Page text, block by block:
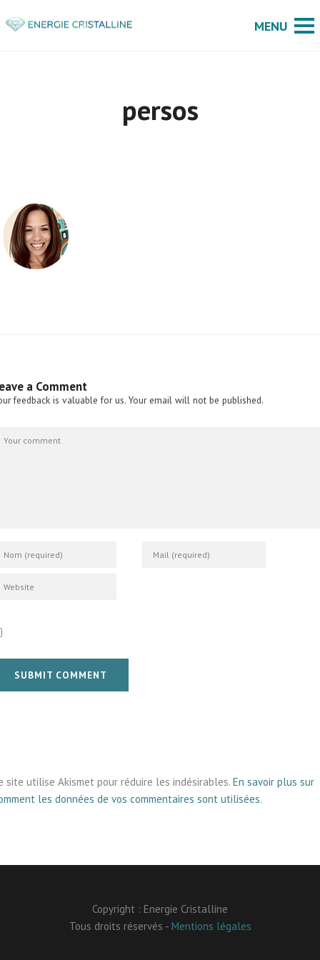
persos
a Comment
feedback is valuable for us. Your email will not be published.
SUBMIT COMMENT
site utilise Akismet pour réduire les indésirables. En savoir plus sur
les données de vos commentaires sont utilisées.
Copyright : Energie Cristalline
Tous droits réservés - Mentions légales